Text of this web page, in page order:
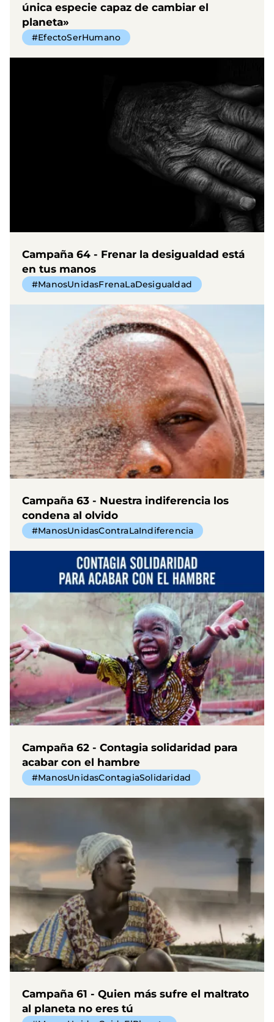
única especie capaz de cambiar el
planeta»
#EfectoSerHumano
Campaña 64 - Frenar la desigualdad está
en tus manos
#ManosUnidasFrenaLaDesigualdad
Campaña 63 - Nuestra indiferencia los
condena al olvido
#ManosUnidasContraLaIndiferencia
Campaña 62 - Contagia solidaridad para
acabar con el hambre
#ManosUnidasContagiaSolidaridad
Campaña 61 - Quien más sufre el maltrato
al planeta no eres tú